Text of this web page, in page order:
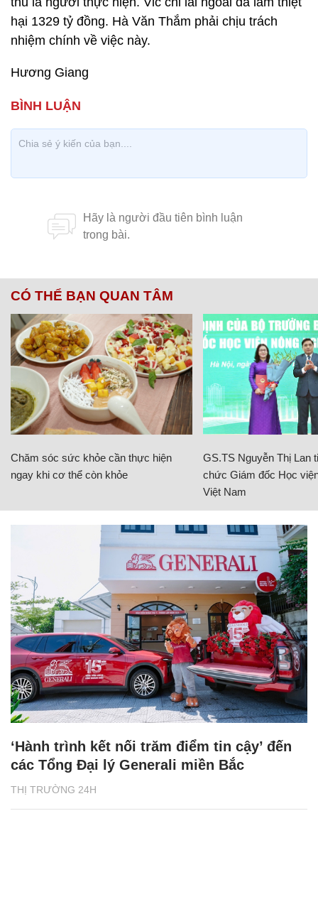
hại 1329 tỷ đồng. Hà Văn Thắm phải chịu trách
nhiệm chính về việc này.
Hương Giang
CÓ THỂ BẠN QUAN TÂM
Chăm sóc sức khỏe cần thực hiện
ngay khi cơ thể còn khỏe
GS.TS Nguyễn Thị Lan
chức Giám đốc Học
Việt Nam
THỊ TRƯỜNG 24H
‘Hành trình kết nối trăm điểm tin cậy’ đến
các Tổng Đại lý Generali miền Bắc